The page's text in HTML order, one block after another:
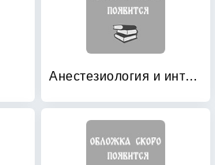
Анестезиология и интенсивная терапия детского возраста: Практическое руководство